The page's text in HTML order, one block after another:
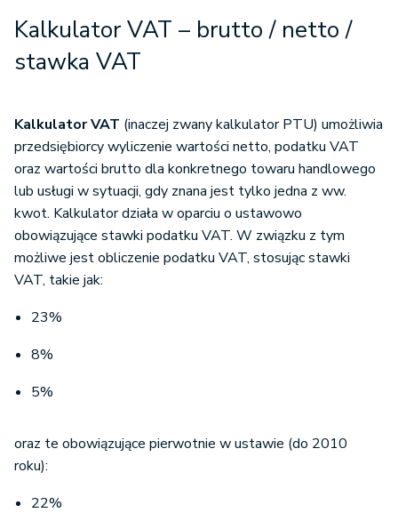
Kalkulator VAT – brutto / netto /
stawka VAT
Kalkulator VAT (inaczej zwany kalkulator PTU) umożliwia
przedsiębiorcy wyliczenie wartości netto, podatku VAT
oraz wartości brutto dla konkretnego towaru handlowego
lub usługi w sytuacji, gdy znana jest tylko jedna z ww.
kwot. Kalkulator działa w oparciu o ustawowo
obowiązujące stawki podatku VAT. W związku z tym
możliwe jest obliczenie podatku VAT, stosując stawki
VAT, takie jak:
23%
8%
5%
oraz te obowiązujące pierwotnie w ustawie (do 2010
roku):
22%